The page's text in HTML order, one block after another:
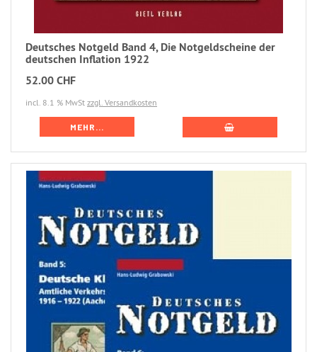
Deutsches Notgeld Band 4, Die Notgeldscheine der
deutschen Inflation 1922
52.00 CHF
incl. 8.1 % MwSt zzgl. Versandkosten
MEHR...